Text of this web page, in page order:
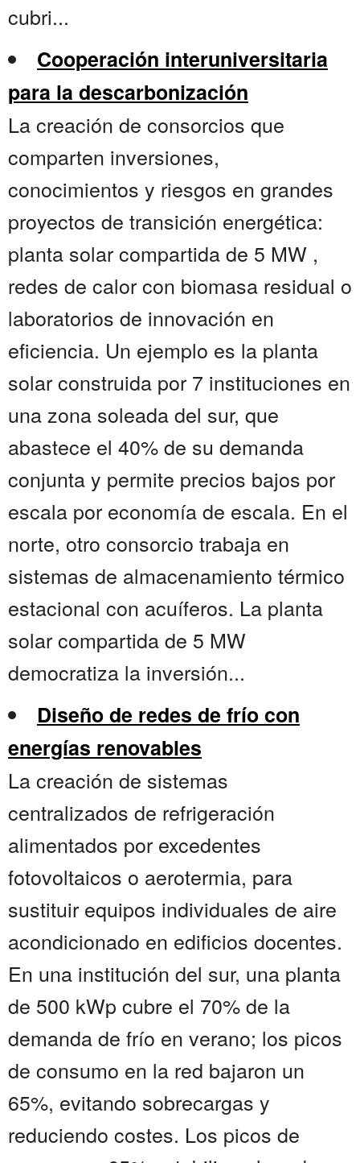
cubri...
Cooperación interuniversitaria
para la descarbonización
La creación de consorcios que
comparten inversiones,
conocimientos y riesgos en grandes
proyectos de transición energética:
planta solar compartida de 5 MW ,
redes de calor con biomasa residual o
laboratorios de innovación en
eficiencia. Un ejemplo es la planta
solar construida por 7 instituciones en
una zona soleada del sur, que
abastece el 40% de su demanda
conjunta y permite precios bajos por
escala por economía de escala. En el
norte, otro consorcio trabaja en
sistemas de almacenamiento térmico
estacional con acuíferos. La planta
solar compartida de 5 MW
democratiza la inversión...
Diseño de redes de frío con
energías renovables
La creación de sistemas
centralizados de refrigeración
alimentados por excedentes
fotovoltaicos o aerotermia, para
sustituir equipos individuales de aire
acondicionado en edificios docentes.
En una institución del sur, una planta
de 500 kWp cubre el 70% de la
demanda de frío en verano; los picos
de consumo en la red bajaron un
65%, evitando sobrecargas y
reduciendo costes. Los picos de